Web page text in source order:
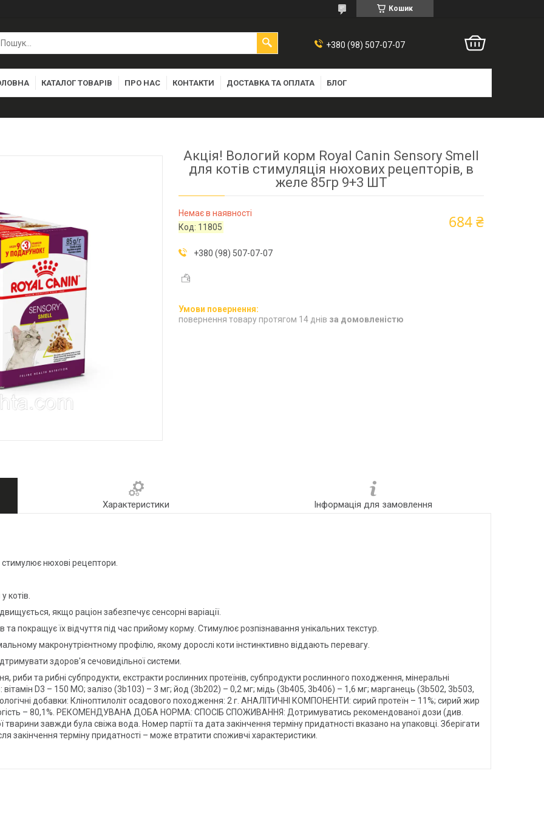
Кошик
+380 (98) 507-07-07
КАТАЛОГ ТОВАРІВ ПРО НАС КОНТАКТИ ДОСТАВКА ТА ОПЛАТА БЛОГ
Акція! Вологий корм Royal Canin Sensory Smell
для котів стимуляція нюхових рецепторів, в
желе 85гр 9+3 ШТ
Немає в наявності
Код: 11805 684 ₴
+380 (98) 507-07-07
повернення товару протягом 14 днів за домовленістю
Характеристики Інформація для замовлення
нюхові рецептори.
котів.
якщо раціон забезпечує сенсорні варіації.
та покращує їх відчуття під час прийому корму. Стимулює розпізнавання унікальних текстур.
макронутрієнтному профілю, якому дорослі коти інстинктивно віддають перевагу.
здоров'я сечовидільної системи.
та рибні субпродукти, екстракти рослинних протеїнів, субпродукти рослинного походження, мінеральні
D3 – 150 МО; залізо (3b103) – 3 мг; йод (3b202) – 0,2 мг; мідь (3b405, 3b406) – 1,6 мг; марганець (3b502, 3b503,
добавки: Кліноптилоліт осадового походження: 2 г. АНАЛІТИЧНІ КОМПОНЕНТИ: сирий протеїн – 11%; сирий жир
– 80,1%. РЕКОМЕНДУВАНА ДОБА НОРМА: СПОСІБ СПОЖИВАННЯ: Дотримуватись рекомендованої дози (див.
завжди була свіжа вода. Номер партії та дата закінчення терміну придатності вказано на упаковці. Зберігати
закінчення терміну придатності – може втратити споживчі характеристики.